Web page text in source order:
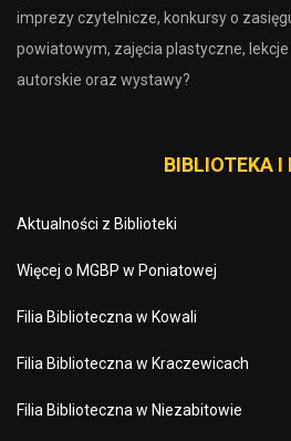
imprezy czytelnicze, konkursy o
powiatowym, zajęcia plastyczne,
autorskie oraz wystawy?
BIBLIOTEKA I
Aktualności z Biblioteki
Więcej o MGBP w Poniatowej
Filia Biblioteczna w Kowali
Filia Biblioteczna w Kraczewicach
Filia Biblioteczna w Niezabitowie